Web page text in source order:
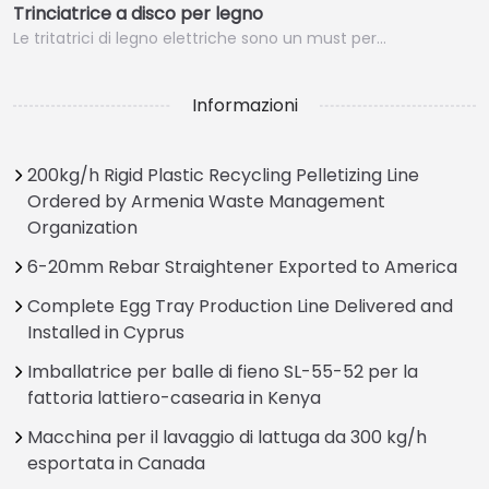
Trinciatrice a disco per legno
Le tritatrici di legno elettriche sono un must per…
Informazioni
200kg/h Rigid Plastic Recycling Pelletizing Line
Ordered by Armenia Waste Management
Organization
6-20mm Rebar Straightener Exported to America
Complete Egg Tray Production Line Delivered and
Installed in Cyprus
Imballatrice per balle di fieno SL-55-52 per la
fattoria lattiero-casearia in Kenya
Macchina per il lavaggio di lattuga da 300 kg/h
esportata in Canada